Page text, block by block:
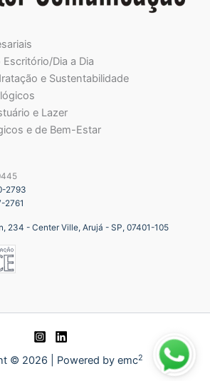
Dia a Dia
e Sustentabilidade
e Lazer
e de Bem-Estar
2793
2761
234 - Center Ville, Arujá - SP, 07401-105
© 2026 | Powered by emc2